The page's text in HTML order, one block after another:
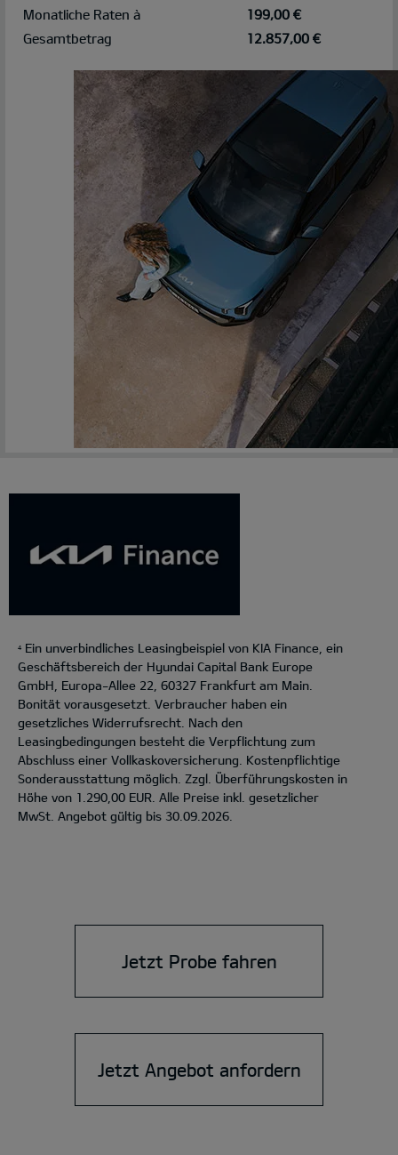
Monatliche Raten à
199,00 €
Gesamtbetrag
12.857,00 €
4
Ein unverbindliches Leasingbeispiel von KIA Finance, ein
Geschäftsbereich der Hyundai Capital Bank Europe
GmbH, Europa-Allee 22, 60327 Frankfurt am Main.
Bonität vorausgesetzt. Verbraucher haben ein
gesetzliches Widerrufsrecht. Nach den
Leasingbedingungen besteht die Verpflichtung zum
Abschluss einer Vollkaskoversicherung. Kostenpflichtige
Sonderausstattung möglich. Zzgl. Überführungskosten in
Höhe von 1.290,00 EUR. Alle Preise inkl. gesetzlicher
MwSt. Angebot gültig bis 30.09.2026.
Jetzt Probe fahren
Jetzt Angebot anfordern